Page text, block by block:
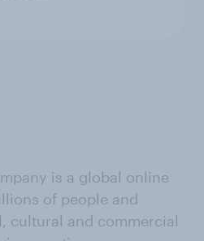
is a global online
of people and
cultural and commercial